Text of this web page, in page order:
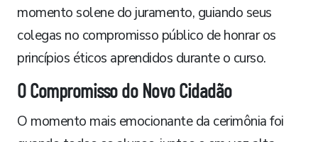
momento solene do juramento, guiando seus
colegas no compromisso público de honrar os
princípios éticos aprendidos durante o curso.
O Compromisso do Novo Cidadão
O momento mais emocionante da cerimônia foi